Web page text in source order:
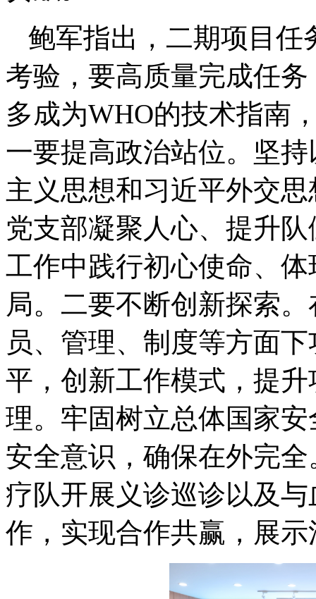
鲍军指出，二期项目任
考验，要高质量完成任
多成为WHO的技术指南
一要提高政治站位。坚
主义思想和习近平外交
党支部凝聚人心、提升
工作中践行初心使命、
局。二要不断创新探索
员、管理、制度等方面
平，创新工作模式，提
理。牢固树立总体国家
安全意识，确保在外完
疗队开展义诊巡诊以及
作，实现合作共赢，展